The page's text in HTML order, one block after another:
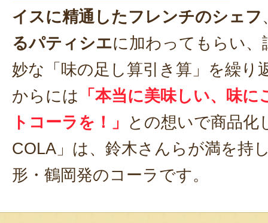
イスに精通したフレンチのシェフ
るパティシエに加わってもらい、
妙な「味の足し算引き算」を繰り
からには 「本当に美味しい、味
トコーラを！」
との想いで商品化
COLA」は、鈴木さんらが満を持
形・鶴岡発のコーラです。